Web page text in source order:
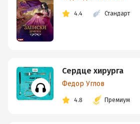
4.4 Стандарт
Сердце хирурга
Федор Углов
4.8 Премиум